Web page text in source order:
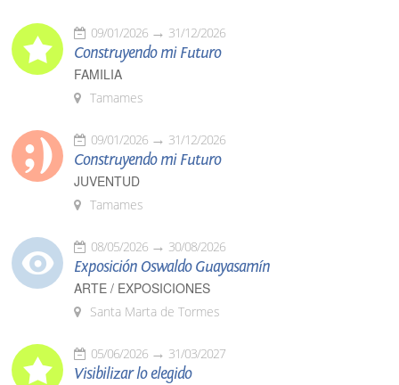
09/01/2026 31/12/2026
Construyendo mi Futuro
FAMILIA
Tamames
09/01/2026 31/12/2026
Construyendo mi Futuro
JUVENTUD
Tamames
08/05/2026 30/08/2026
Exposición Oswaldo Guayasamín
ARTE / EXPOSICIONES
Santa Marta de Tormes
05/06/2026 31/03/2027
Visibilizar lo elegido